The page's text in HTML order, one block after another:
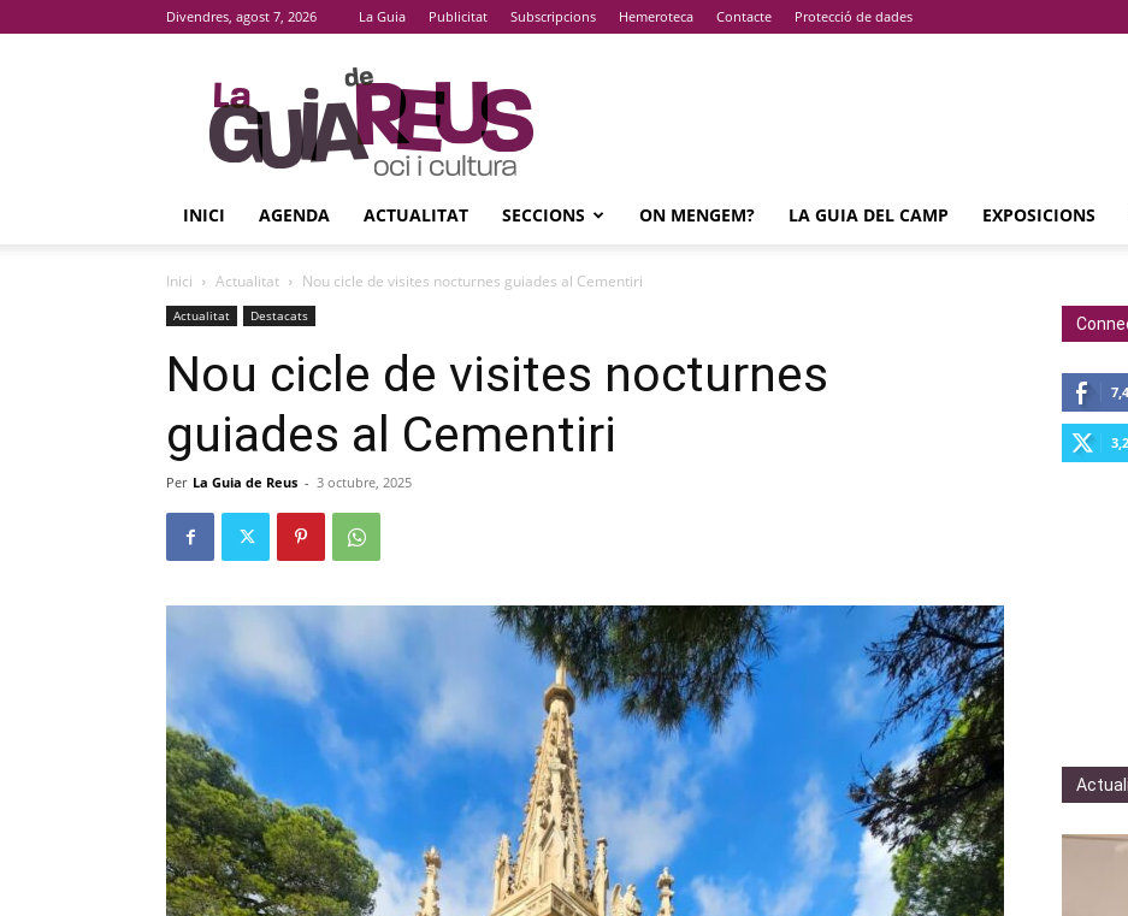
Divendres, agost 7, 2026 La Guia Publicitat Subscripcions Hemeroteca Contacte Protecció de dades
La
Guia
De
Reus
INICI AGENDA ACTUALITAT SECCIONS ON MENGEM? LA GUIA DEL CAMP EXPOSICIONS
Inici Actualitat Nou cicle de visites nocturnes guiades al Cementiri
Actualitat Destacats
Nou cicle de visites nocturnes
guiades al Cementiri
Per La Guia de Reus - 3 octubre, 2025